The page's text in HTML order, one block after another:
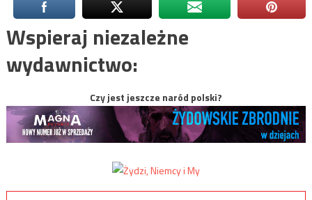
Wspieraj niezależne
wydawnictwo:
Czy jest jeszcze naród polski?